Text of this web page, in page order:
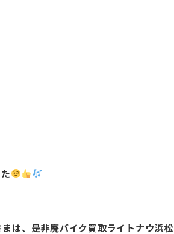
は、是非廃バイク買取ライトナウ浜松